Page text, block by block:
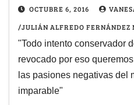
OCTUBRE 6, 2016
/JULIÁN ALFREDO FERNÁNDEZ
"Todo intento conservador
revocado por eso
las pasiones negativas del
imparable"